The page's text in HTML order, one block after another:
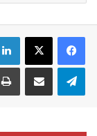
تيلقرام مشاركة عبر البريد